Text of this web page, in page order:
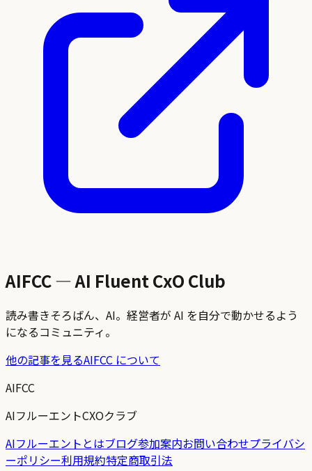
AIFCC — AI Fluent CxO Club
読み書きそろばん、AI。経営者が AI を自分で動かせるよう
になるコミュニティ。
他の記事を見るAIFCC について
AIFCC
AIフルーエントCXOクラブ
AIフルーエントとはブログ参加案内お問い合わせプライバシ
ーポリシー利用規約特定商取引法